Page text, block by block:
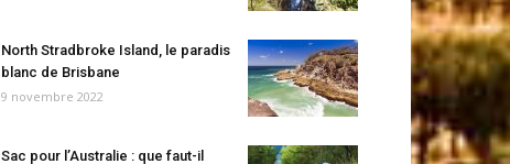
North Stradbroke Island, le paradis
blanc de Brisbane
9 novembre 2022
Sac pour l’Australie : que faut-il